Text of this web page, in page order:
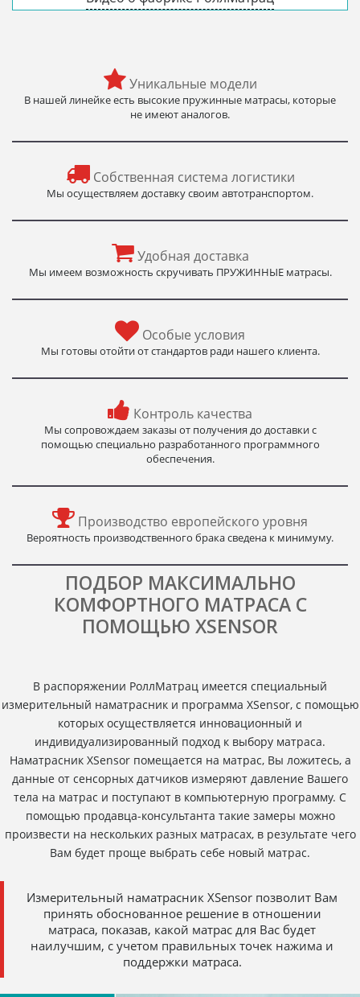
Уникальные модели
В нашей линейке есть высокие пружинные матрасы, которые
не имеют аналогов.
Собственная система логистики
Мы осуществляем доставку своим автотранспортом.
Удобная доставка
Мы имеем возможность скручивать ПРУЖИННЫЕ матрасы.
Особые условия
Мы готовы отойти от стандартов ради нашего клиента.
Контроль качества
Мы сопровождаем заказы от получения до доставки с
помощью специально разработанного программного
обеспечения.
Производство европейского уровня
Вероятность производственного брака сведена к минимуму.
ПОДБОР МАКСИМАЛЬНО
КОМФОРТНОГО МАТРАСА С
ПОМОЩЬЮ XSENSOR
В распоряжении РоллМатрац имеется специальный
измерительный наматрасник и программа XSensor, с помощью
которых осуществляется инновационный и
индивидуализированный подход к выбору матраса.
Наматрасник XSensor помещается на матрас, Вы ложитесь, а
данные от сенсорных датчиков измеряют давление Вашего
тела на матрас и поступают в компьютерную программу. С
помощью продавца-консультанта такие замеры можно
произвести на нескольких разных матрасах, в результате чего
Вам будет проще выбрать себе новый матрас.
Измерительный наматрасник XSensor позволит Вам
принять обоснованное решение в отношении
матраса, показав, какой матрас для Вас будет
наилучшим, с учетом правильных точек нажима и
поддержки матраса.